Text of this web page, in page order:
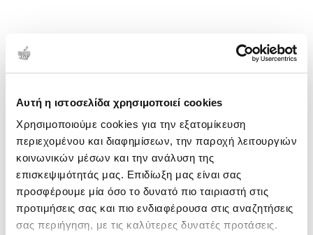
Αυτή η ιστοσελίδα χρησιμοποιεί cookies
Χρησιμοποιούμε cookies για την εξατομίκευση
περιεχομένου και διαφημίσεων, την παροχή λειτουργιών
κοινωνικών μέσων και την ανάλυση της
επισκεψιμότητάς μας. Επιδίωξη μας είναι σας
προσφέρουμε μία όσο το δυνατό πιο ταιριαστή στις
προτιμήσεις σας και πιο ενδιαφέρουσα στις αναζητήσεις
σας περιήγηση, με τις καλύτερες δυνατές προτάσεις.